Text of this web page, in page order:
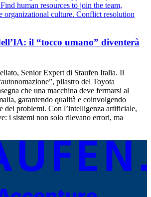
il “tocco umano” diventerà
Senior Expert di Staufen Italia. Il
pilastro del Toyota
che una macchina deve fermarsi al
garantendo qualità e coinvolgendo
dei problemi. Con l’intelligenza artificiale,
i sistemi non solo rilevano errori, ma